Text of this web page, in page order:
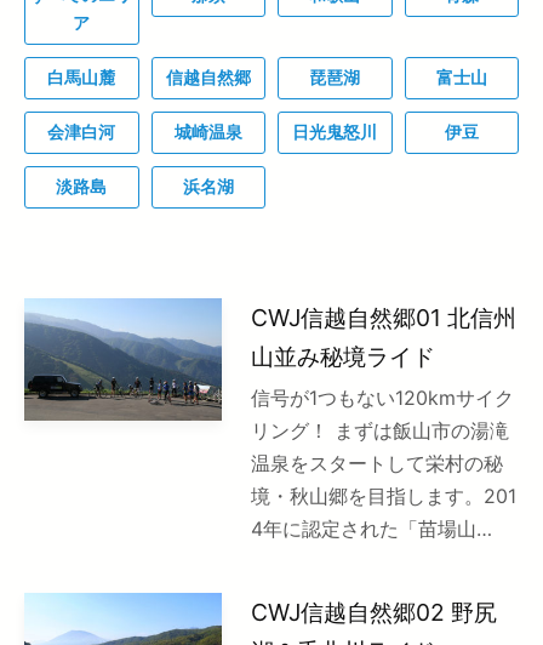
CWC
お問い合わせ
ア
白馬山麓 信越自然郷 琵琶湖 富士山
会津白河 城崎温泉 日光鬼怒川 伊豆
淡路島 浜名湖
CWJ信越自然郷01 北信州
山並み秘境ライド
信号が1つもない120kmサイク
リング！ まずは飯山市の湯滝
温泉をスタートして栄村の秘
境・秋山郷を目指します。201
4年に認定された「苗場山…
CWJ信越自然郷02 野尻